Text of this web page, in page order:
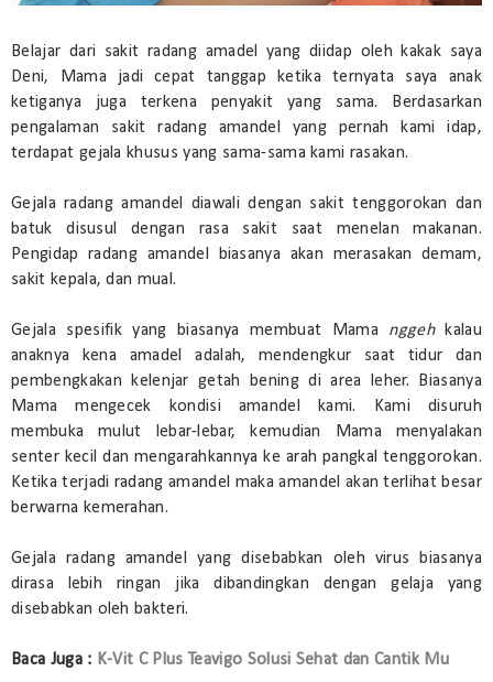
Belajar dari sakit radang amadel yang diidap oleh kakak saya
Deni, Mama jadi cepat tanggap ketika ternyata saya anak
ketiganya juga terkena penyakit yang sama. Berdasarkan
pengalaman sakit radang amandel yang pernah kami idap,
terdapat gejala khusus yang sama-sama kami rasakan.
Gejala radang amandel diawali dengan sakit tenggorokan dan
batuk disusul dengan rasa sakit saat menelan makanan.
Pengidap radang amandel biasanya akan merasakan demam,
sakit kepala, dan mual.
Gejala spesifik yang biasanya membuat Mama nggeh kalau
anaknya kena amadel adalah, mendengkur saat tidur dan
pembengkakan kelenjar getah bening di area leher. Biasanya
Mama mengecek kondisi amandel kami. Kami disuruh
membuka mulut lebar-lebar, kemudian Mama menyalakan
senter kecil dan mengarahkannya ke arah pangkal tenggorokan.
Ketika terjadi radang amandel maka amandel akan terlihat besar
berwarna kemerahan.
Gejala radang amandel yang disebabkan oleh virus biasanya
dirasa lebih ringan jika dibandingkan dengan gelaja yang
disebabkan oleh bakteri.
Baca Juga : K-Vit C Plus Teavigo Solusi Sehat dan Cantik Mu